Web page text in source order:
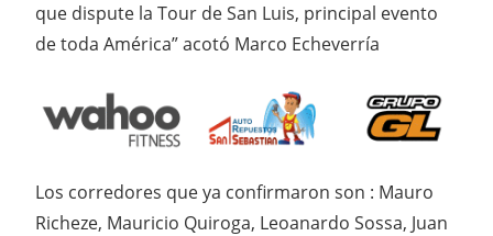
que dispute la Tour de San Luis, principal evento
de toda América” acotó Marco Echeverría
Los corredores que ya confirmaron son : Mauro
Richeze, Mauricio Quiroga, Leoanardo Sossa, Juan